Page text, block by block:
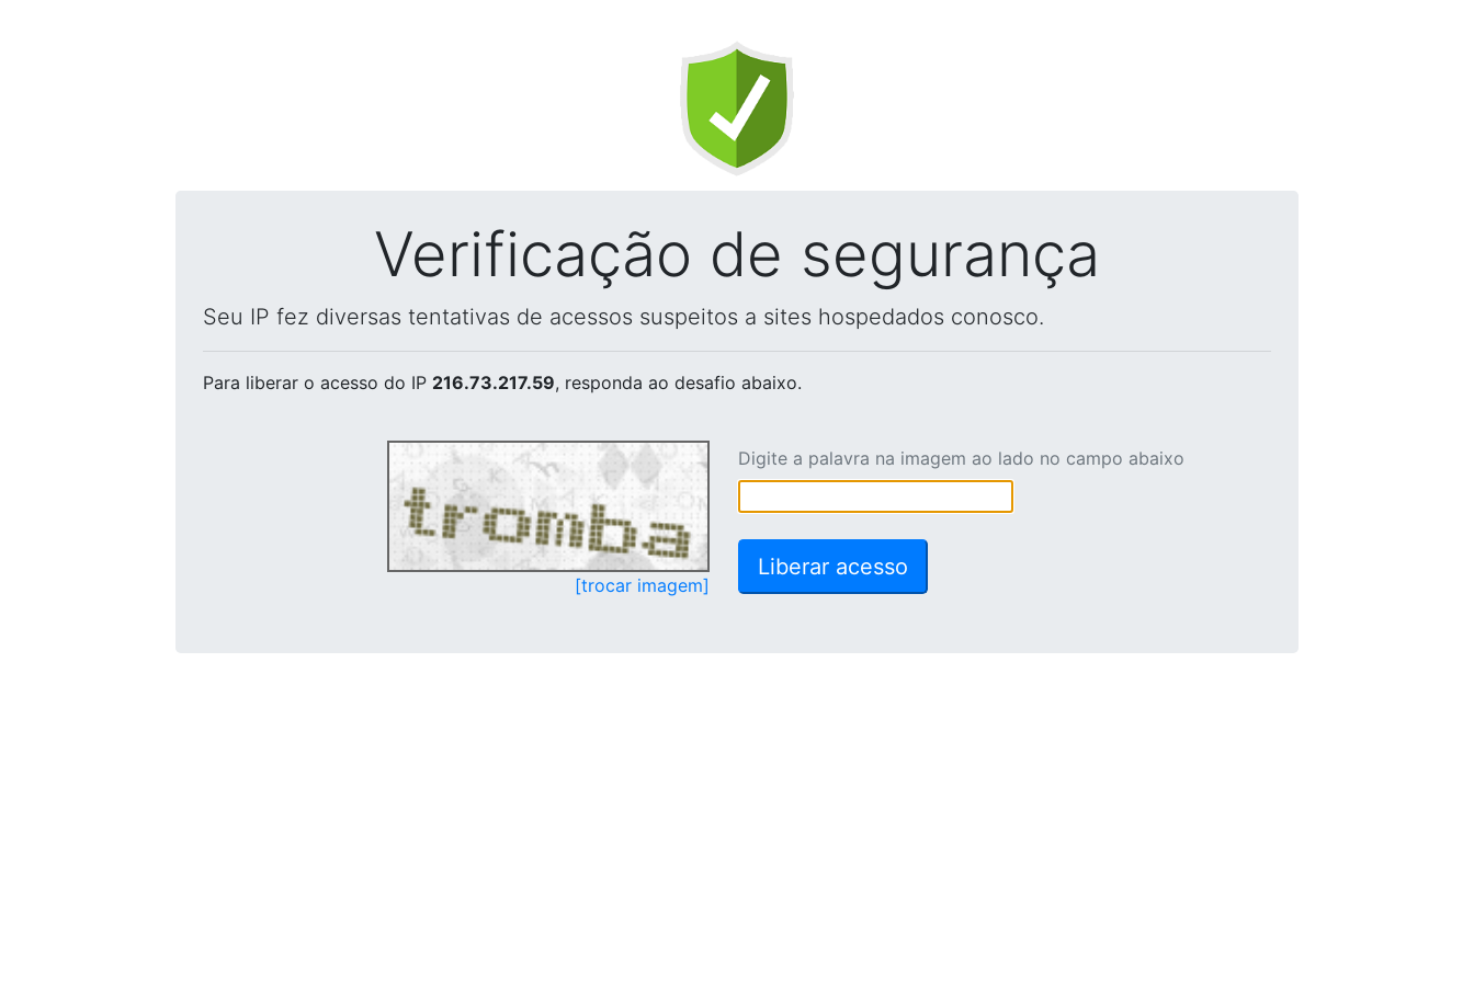
Verificação de segurança
Seu IP fez diversas tentativas de acessos suspeitos a sites hospedados conosco.
Para liberar o acesso do IP 216.73.217.59, responda ao desafio abaixo.
[trocar imagem]
Digite a palavra na imagem ao lado no campo abaixo